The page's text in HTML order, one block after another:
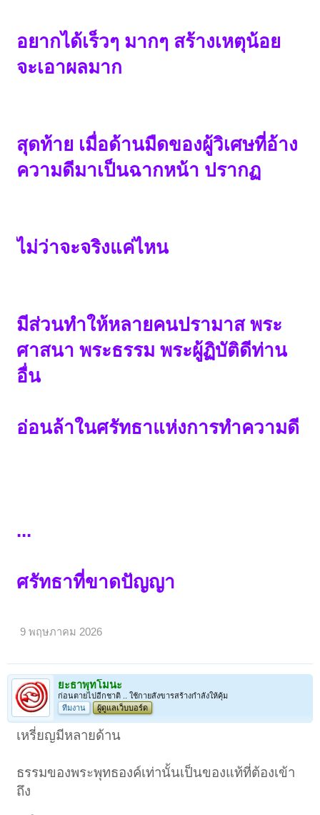
อยากได้เร็วๆ มากๆ สร้างเหตุน้อย
จะเอาผลมาก
สุดท้าย เมื่อด้านมืดของผู้วิเศษที่อ้าง
ความดีมาเป็นฉากหน้า ปรากฏ
ไม่ว่าจะจริงแค่ไหน
มีส่วนทำให้หลายคนปรามาส พระ
ศาสนา พระธรรม พระผู้ฏิบัติดีท่าน
อื่น
อ่อนล้าในศรัทธาแห่งการทำความดี
...
ศรัทธาที่ขาดปัญญา
9 พฤษภาคม 2026
ยะธาพุทโมนะ
ก่อนตายไปอีกชาติ .. ใช้กายสังขารสร้างกำลังให้คุ้ม
ทีมงาน
ผู้ดูแลเว็บบอร์ด
เหรี่ยญมีหลายด้าน
ธรรมของพระพุทธองค์เท่านั้นเป็นของแท้ที่ต้องเข้า
ถึง